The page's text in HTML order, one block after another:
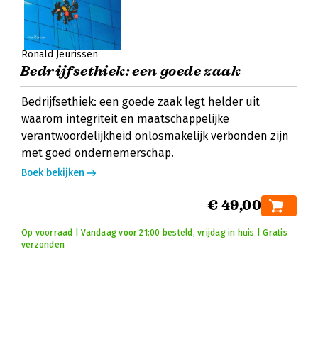
Ronald Jeurissen
Bedrijfsethiek: een goede zaak
Bedrijfsethiek: een goede zaak legt helder uit
waarom integriteit en maatschappelijke
verantwoordelijkheid onlosmakelijk verbonden zijn
met goed ondernemerschap.
Boek bekijken
€ 49,00
Op voorraad | Vandaag voor 21:00 besteld, vrijdag in huis | Gratis
verzonden